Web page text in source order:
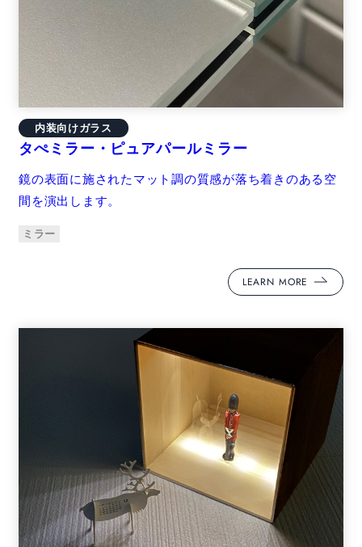
タぺミラー・ピュアパールミラー
内装向けガラス
鏡の表面に施されたマット調の質感が落ち着きのある空
間を演出します。
ミラー
LEARN MORE